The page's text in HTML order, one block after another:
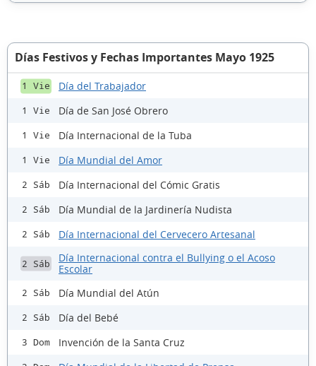
Días Festivos y Fechas Importantes Mayo 1925
1 Vie Día del Trabajador
1 Vie Día de San José Obrero
1 Vie Día Internacional de la Tuba
1 Vie Día Mundial del Amor
2 Sáb Día Internacional del Cómic Gratis
2 Sáb Día Mundial de la Jardinería Nudista
2 Sáb Día Internacional del Cervecero Artesanal
2 Sáb
Día Internacional contra el Bullying o el Acoso
Escolar
2 Sáb Día Mundial del Atún
2 Sáb Día del Bebé
3 Dom Invención de la Santa Cruz